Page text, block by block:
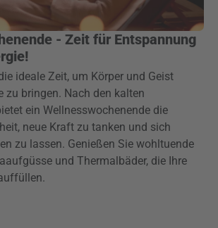
- Zeit für Entspannung
ideale Zeit, um Körper und Geist
zu bringen. Nach den kalten
ein Wellnesswochenende die
neue Kraft zu tanken und sich
zu lassen. Genießen Sie wohltuende
und Thermalbäder, die Ihre